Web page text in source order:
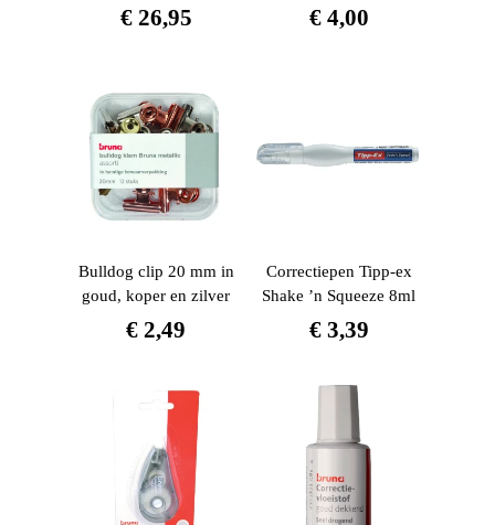
€26,95 €4,00
Bulldog clip 20 mm in
goud, koper en zilver
€ 2,49
Correctiepen Tipp-ex
Shake ’n Squeeze 8ml
€3,39